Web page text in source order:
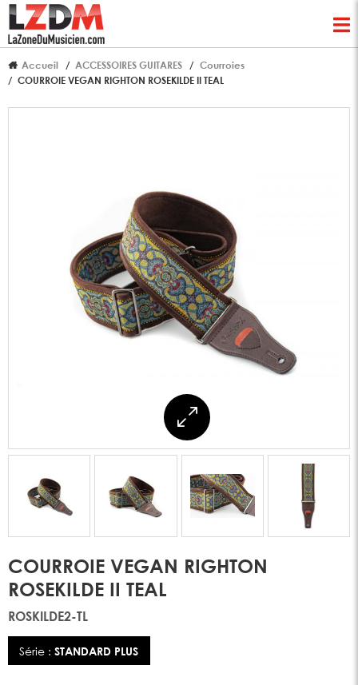
Accueil ACCESSOIRES GUITARES
Courroies
COURROIE VEGAN RIGHTON ROSEKILDE II TEAL
COURROIE VEGAN RIGHTON
ROSEKILDE II TEAL
ROSKILDE2-TL
Série :STANDARD PLUS